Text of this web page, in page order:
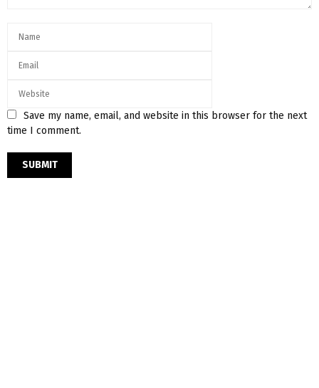
Save my name, email, and website in this browser for the next
time I comment.